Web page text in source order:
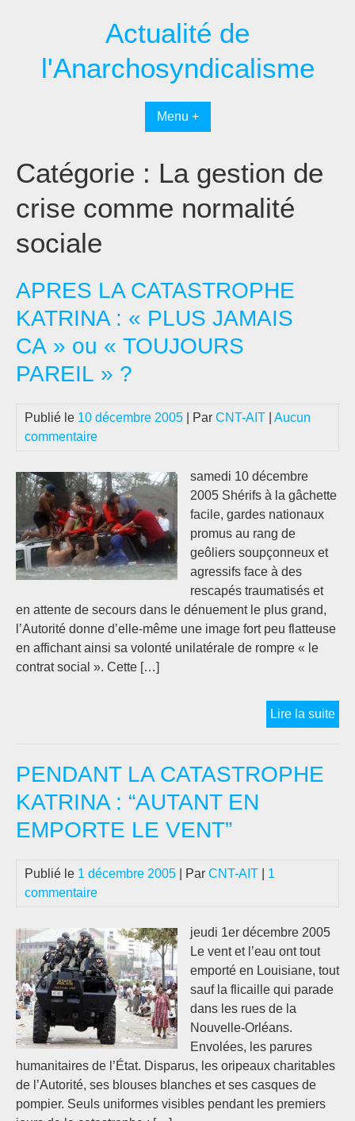
Actualité de
l'Anarchosyndicalisme
Menu +
Catégorie : La gestion de
crise comme normalité
sociale
APRES LA CATASTROPHE
KATRINA : « PLUS JAMAIS
CA » ou « TOUJOURS
PAREIL » ?
Publié le 10 décembre 2005 | Par CNT-AIT
Aucun
commentaire
samedi 10 décembre
2005 Shérifs à la gâchette
facile, gardes nationaux
promus au rang de
geôliers soupçonneux et
agressifs face à des
rescapés traumatisés et
en attente de secours dans le dénuement le plus grand,
l’Autorité donne d’elle-même une image fort peu flatteuse
en affichant ainsi sa volonté unilatérale de rompre « le
contrat social ». Cette […]
Lire la suite
LA
PENDANT LA CATASTROPHE
KATRINA : “AUTANT EN
EMPORTE LE VENT”
Publié le 1 décembre 2005 | Par CNT-AIT
1
commentaire
jeudi 1er décembre 2005
Le vent et l’eau ont tout
emporté en Louisiane, tout
sauf la flicaille qui parade
dans les rues de la
Nouvelle-Orléans.
Envolées, les parures
humanitaires de l’État. Disparus, les oripeaux charitables
de l’Autorité, ses blouses blanches et ses casques de
pompier. Seuls uniformes visibles pendant les premiers